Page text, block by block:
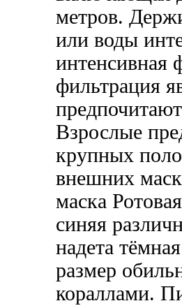
метров.
или воды
интенсивная
фильтрация
Взрослые
крупных
внешних
маска Ротовая
синяя
надета
размер
кораллами.